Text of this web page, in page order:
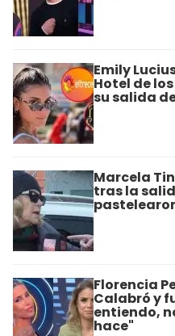
Emily
Hotel de
su salida
Marcela
tras la
Florencia
Calabró y
entiendo,
hace"